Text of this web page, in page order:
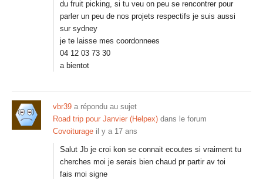
du fruit picking, si tu veu on peu se rencontrer pour
parler un peu de nos projets respectifs je suis aussi
sur sydney
je te laisse mes coordonnees
04 12 03 73 30
a bientot
vbr39 a répondu au sujet
Road trip pour Janvier (Helpex) dans le forum
Covoiturage il y a 17 ans
Salut Jb je croi kon se connait ecoutes si vraiment tu
cherches moi je serais bien chaud pr partir av toi
fais moi signe